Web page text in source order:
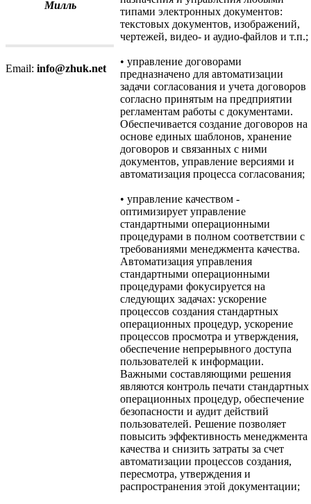
Милль
Email: info@zhuk.net
типами электронных документов:
текстовых документов, изображений,
чертежей, видео- и аудио-файлов и т.п.;
• управление договорами
предназначено для автоматизации
задачи согласования и учета договоров
согласно принятым на предприятии
регламентам работы с документами.
Обеспечивается создание договоров на
основе единых шаблонов, хранение
договоров и связанных с ними
документов, управление версиями и
автоматизация процесса согласования;
• управление качеством -
оптимизирует управление
стандартными операционными
процедурами в полном соответствии с
требованиями менеджмента качества.
Автоматизация управления
стандартными операционными
процедурами фокусируется на
следующих задачах: ускорение
процессов создания стандартных
операционных процедур, ускорение
процессов просмотра и утверждения,
обеспечение непрерывного доступа
пользователей к информации.
Важными составляющими решения
являются контроль печати стандартных
операционных процедур, обеспечение
безопасности и аудит действий
пользователей. Решение позволяет
повысить эффективность менеджмента
качества и снизить затраты за счет
автоматизации процессов создания,
пересмотра, утверждения и
распространения этой документации;